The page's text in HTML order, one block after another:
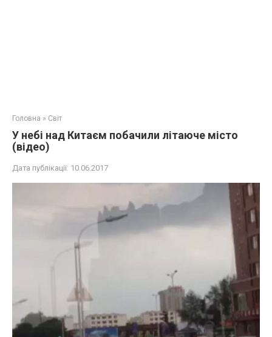
Головна » Світ
У небі над Китаєм побачили літаюче місто
(відео)
Дата публікації: 10.06.2017